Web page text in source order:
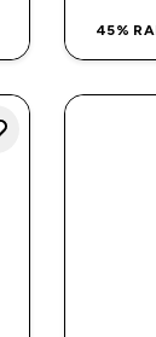
45%